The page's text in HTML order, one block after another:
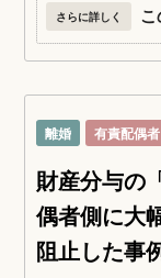
さらに詳しく
離婚 有責配偶者
財産分与の
偶者側に大
阻止した事